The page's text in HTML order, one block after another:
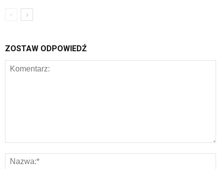
ZOSTAW ODPOWIEDŹ